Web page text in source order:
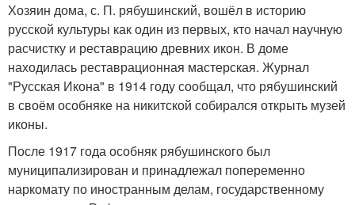
Хозяин дома, с. П. рябушинский, вошёл в историю
русской культуры как один из первых, кто начал научную
расчистку и реставрацию древних икон. В доме
находилась реставрационная мастерская. Журнал
"Русская Икона" в 1914 году сообщал, что рябушинский
в своём особняке на никитской собирался открыть музей
иконы.
После 1917 года особняк рябушинского был
муниципализирован и принадлежал попеременно
наркомату по иностранным делам, государственному